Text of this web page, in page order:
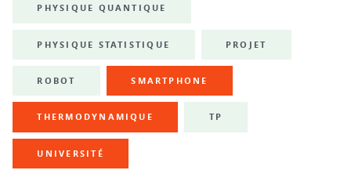
PHYSIQUE QUANTIQUE
PHYSIQUE STATISTIQUE PROJET
ROBOT SMARTPHONE
THERMODYNAMIQUE TP
UNIVERSITÉ